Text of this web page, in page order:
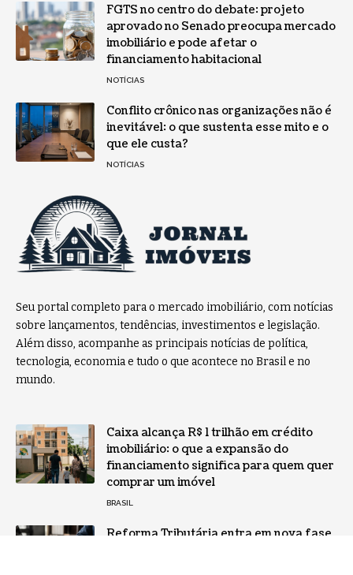
FGTS no centro do debate: projeto
aprovado no Senado preocupa mercado
imobiliário e pode afetar o
financiamento habitacional
NOTÍCIAS
Conflito crônico nas organizações não é
inevitável: o que sustenta esse mito e o
que ele custa?
NOTÍCIAS
Seu portal completo para o mercado imobiliário, com notícias
sobre lançamentos, tendências, investimentos e legislação.
Além disso, acompanhe as principais notícias de política,
tecnologia, economia e tudo o que acontece no Brasil e no
mundo.
Caixa alcança R$ 1 trilhão em crédito
imobiliário: o que a expansão do
financiamento significa para quem quer
comprar um imóvel
BRASIL
Reforma Tributária entra em nova fase